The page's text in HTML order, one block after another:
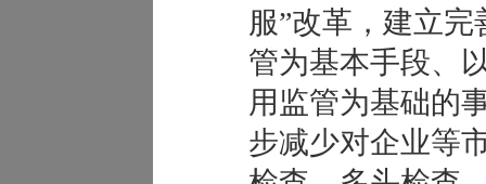
服”改革，建立
管为基本手段、
用监管为基础的
步减少对企业等